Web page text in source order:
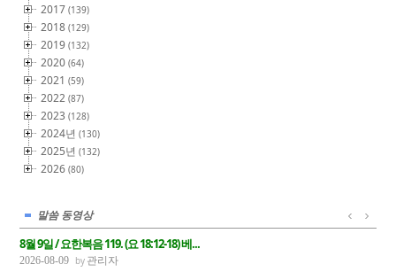
2017(139)
2018(129)
2019(132)
2020(64)
2021(59)
2022(87)
2023(128)
2024년(130)
2025년(132)
2026(80)
말씀 동영상
8월 9일 / 요한복음 119. (요 18:12-18) 베...
2026-08-09 관리자